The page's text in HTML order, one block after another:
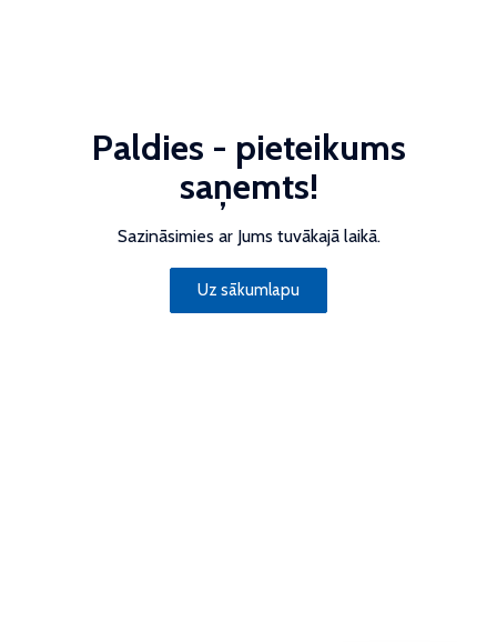
Paldies - pieteikums
saņemts!
Sazināsimies ar Jums tuvākajā laikā.
Uz sākumlapu